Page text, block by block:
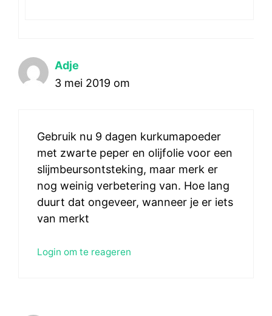
Adje
3 mei 2019 om
Gebruik nu 9 dagen kurkumapoeder
met zwarte peper en olijfolie voor een
slijmbeursontsteking, maar merk er
nog weinig verbetering van. Hoe lang
duurt dat ongeveer, wanneer je er iets
van merkt
Login om te reageren